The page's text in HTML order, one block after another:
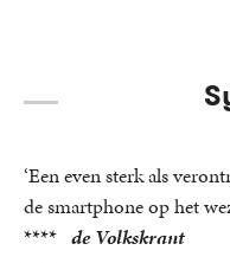
‘Een even sterk als
de smartphone op het
**** de Volkskrant